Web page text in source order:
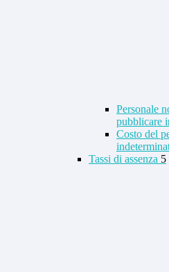
Personale
pubblicare
Costo del
Tassi di assenza 5